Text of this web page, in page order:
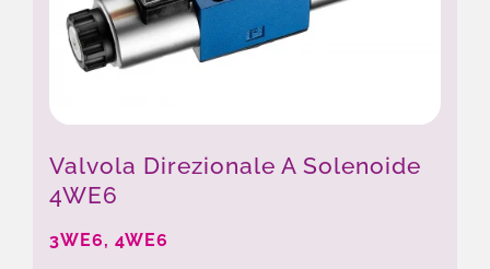
Valvola Direzionale A Solenoide
4WE6
3WE6, 4WE6